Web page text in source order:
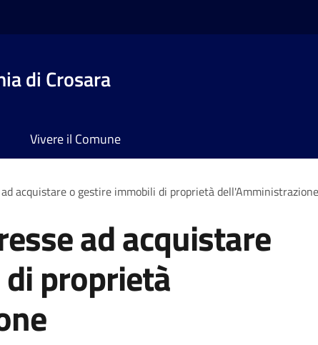
di Crosara
Vivere il Comune
acquistare o gestire immobili di proprietà dell'Amministrazione
ad acquistare
proprietà